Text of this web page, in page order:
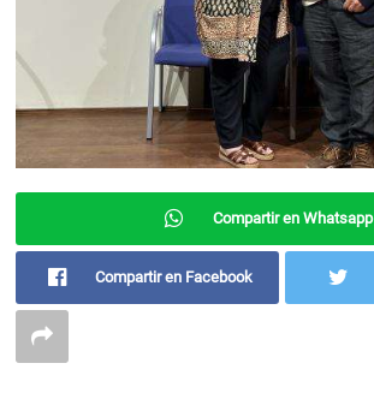
Compartir en Whatsapp
Compartir en Facebook